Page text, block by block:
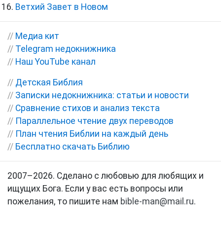
Ветхий Завет в Новом
// Медиа кит
// Telegram недокнижника
// Наш YouTube канал
// Детская Библия
// Записки недокнижника: статьи и новости
// Сравнение стихов и анализ текста
// Параллельное чтение двух переводов
// План чтения Библии на каждый день
// Бесплатно скачать Библию
2007–2026. Сделано с любовью для любящих и
ищущих Бога. Если у вас есть вопросы или
пожелания, то пишите нам bible-man@mail.ru.